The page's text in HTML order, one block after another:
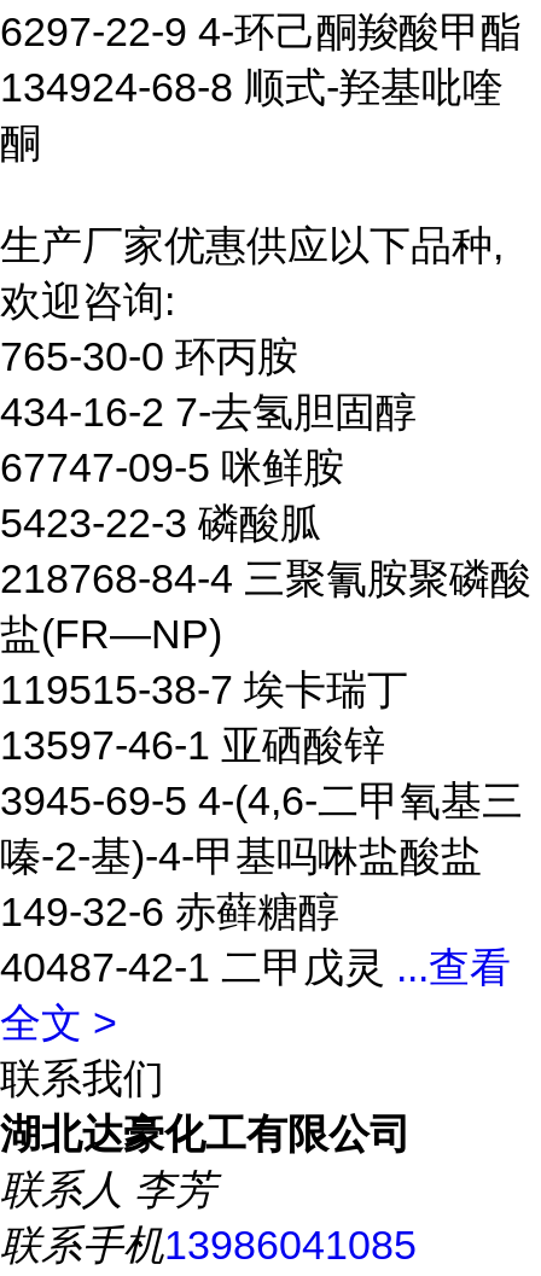
6297-22-9 4-环己酮羧酸甲酯
134924-68-8 顺式-羟基吡喹
酮
生产厂家优惠供应以下品种,
欢迎咨询:
765-30-0 环丙胺
434-16-2 7-去氢胆固醇
67747-09-5 咪鲜胺
5423-22-3 磷酸胍
218768-84-4 三聚氰胺聚磷酸
盐(FR—NP)
119515-38-7 埃卡瑞丁
13597-46-1 亚硒酸锌
3945-69-5 4-(4,6-二甲氧基三
嗪-2-基)-4-甲基吗啉盐酸盐
149-32-6 赤藓糖醇
40487-42-1 二甲戊灵 ...查看
全文 >
联系我们
湖北达豪化工有限公司
联系人 李芳
联系手机13986041085